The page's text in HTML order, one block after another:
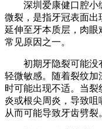
深圳爱康健口腔小
微裂，是指牙冠表面出
延伸至牙本质层，肉
常见原因之一。
初期牙隐裂可能没
轻微敏感。随着裂纹
时可能出现不适。当
炎或根尖周炎，导致咀
从而可能导致牙齿劈裂